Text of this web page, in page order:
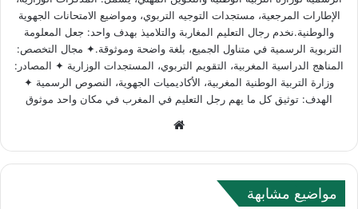
الإطارات المرجعية، مستجدات التوجيه التربوي، ومواضيع الامتحانات الجهوية
والوطنية.نخدم رجال التعليم المغاربة والتلاميذ بهدف واحد: جعل المعلومة
التربوية الرسمية في متناول الجميع، بلغة واضحة وموثوقة.✦ مجال التخصص:
المناهج الدراسية المغربية، التقويم التربوي، المستجدات الوزارية ✦ المصادر:
وزارة التربية الوطنية المغربية، الأكاديميات الجهوية، النصوص الرسمية ✦
الهدف: توثيق كل ما يهم رجل التعليم في المغرب في مكان واحد موثوق
b
مواضيع مشابهة